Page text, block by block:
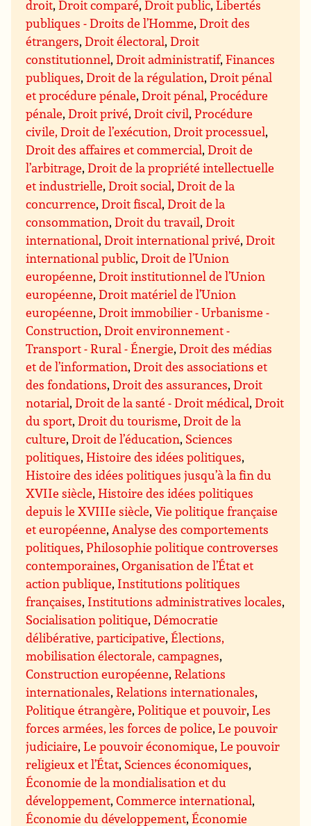
droit,Droit comparé,Droit public,Libertés
publiques - Droits de l’Homme,Droit des
étrangers,Droit électoral,Droit
constitutionnel,Droit administratif,Finances
publiques,Droit de la régulation,Droit pénal
et procédure pénale,Droit pénal,Procédure
pénale,Droit privé,Droit civil,Procédure
civile, Droit de l’exécution, Droit processuel,
Droit des affaires et commercial,Droit de
l’arbitrage,Droit de la propriété intellectuelle
et industrielle,Droit social,Droit de la
concurrence,Droit fiscal,Droit de la
consommation,Droit du travail,Droit
international,Droit international privé,Droit
international public,Droit de l’Union
européenne,Droit institutionnel de l’Union
européenne,Droit matériel de l’Union
européenne,Droit immobilier - Urbanisme -
Construction,Droit environnement -
Transport - Rural - Énergie,Droit des médias
et de l’information,Droit des associations et
des fondations,Droit des assurances,Droit
notarial,Droit de la santé - Droit médical,Droit
du sport,Droit du tourisme,Droit de la
culture,Droit de l’éducation, Sciences
politiques,Histoire des idées politiques,
Histoire des idées politiques jusqu’à la fin du
XVIIe siècle,Histoire des idées politiques
depuis le XVIIIe siècle,Vie politique française
et européenne, Analyse des comportements
politiques,Philosophie politique controverses
contemporaines,Organisation de l’État et
action publique, Institutions politiques
françaises, Institutions administratives locales,
Socialisation politique,Démocratie
délibérative, participative,Élections,
mobilisation électorale, campagnes,
Construction européenne,Relations
internationales,Relations internationales,
Politique étrangère,Politique et pouvoir,Les
forces armées, les forces de police,Le pouvoir
judiciaire,Le pouvoir économique,Le pouvoir
religieux et l’État, Sciences économiques,
Économie de la mondialisation et du
développement,Commerce international,
Économie du développement,Économie